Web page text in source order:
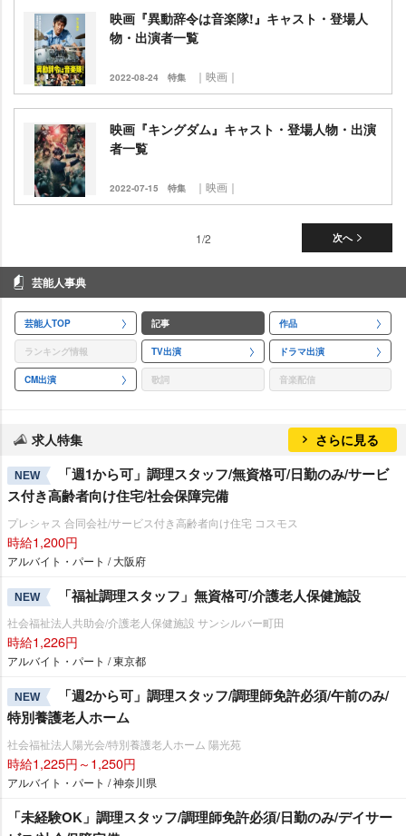
映画『異動辞令は音楽隊!』キャスト・登場人
物・出演者一覧
2022-08-24 特集 ｜映画｜
映画『キングダム』キャスト・登場人物・出演
者一覧
2022-07-15 特集 ｜映画｜
次へ
1/2
芸能人事典
芸能人TOP 記事 作品
ランキング情報 TV出演 ドラマ出演
CM出演 歌詞 音楽配信
求人特集 さらに見る
NEW
「週1から可」調理スタッフ/無資格可/日勤のみ/サービ
ス付き高齢者向け住宅/社会保障完備
プレシャス 合同会社/サービス付き高齢者向け住宅 コスモス
時給1,200円
アルバイト・パート / 大阪府
NEW 「福祉調理スタッフ」無資格可/介護老人保健施設
社会福祉法人共助会/介護老人保健施設 サンシルバー町田
時給1,226円
アルバイト・パート / 東京都
NEW
「週2から可」調理スタッフ/調理師免許必須/午前のみ/
特別養護老人ホーム
社会福祉法人陽光会/特別養護老人ホーム 陽光苑
時給1,225円～1,250円
アルバイト・パート / 神奈川県
「未経験OK」調理スタッフ/調理師免許必須/日勤のみ/デイサー